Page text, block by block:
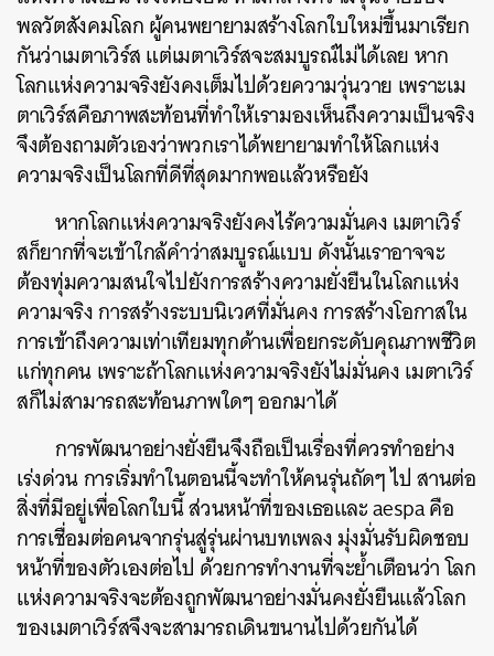
พลวัตสังคมโลก ผู้คนพยายามสร้างโลกใบใหม่ขึ้นมาเรียก
กันว่าเมตาเวิร์ส แต่เมตาเวิร์สจะสมบูรณ์ไม่ได้เลย หาก
โลกแห่งความจริงยังคงเต็มไปด้วยความวุ่นวาย เพราะเม
ตาเวิร์สคือภาพสะท้อนที่ทำให้เรามองเห็นถึงความเป็นจริง
จึงต้องถามตัวเองว่าพวกเราได้พยายามทำให้โลกแห่ง
ความจริงเป็นโลกที่ดีที่สุดมากพอแล้วหรือยัง
หากโลกแห่งความจริงยังคงไร้ความมั่นคง เมตาเวิร์
สก็ยากที่จะเข้าใกล้คำว่าสมบูรณ์แบบ ดังนั้นเราอาจจะ
ต้องทุ่มความสนใจไปยังการสร้างความยั่งยืนในโลกแห่ง
ความจริง การสร้างระบบนิเวศที่มั่นคง การสร้างโอกาสใน
การเข้าถึงความเท่าเทียมทุกด้านเพื่อยกระดับคุณภาพชีวิต
แก่ทุกคน เพราะถ้าโลกแห่งความจริงยังไม่มั่นคง เมตาเวิร์
สก็ไม่สามารถสะท้อนภาพใดๆ ออกมาได้
การพัฒนาอย่างยั่งยืนจึงถือเป็นเรื่องที่ควรทำอย่าง
เร่งด่วน การเริ่มทำในตอนนี้จะทำให้คนรุ่นถัดๆ ไป สานต่อ
สิ่งที่มีอยู่เพื่อโลกใบนี้ ส่วนหน้าที่ของเธอและ aespa คือ
การเชื่อมต่อคนจากรุ่นสู่รุ่นผ่านบทเพลง มุ่งมั่นรับผิดชอบ
หน้าที่ของตัวเองต่อไป ด้วยการทำงานที่จะย้ำเตือนว่า โลก
แห่งความจริงจะต้องถูกพัฒนาอย่างมั่นคงยั่งยืนแล้วโลก
ของเมตาเวิร์สจึงจะสามารถเดินขนานไปด้วยกันได้
ค้นหา
SHARE TWEET LINE EMAIL